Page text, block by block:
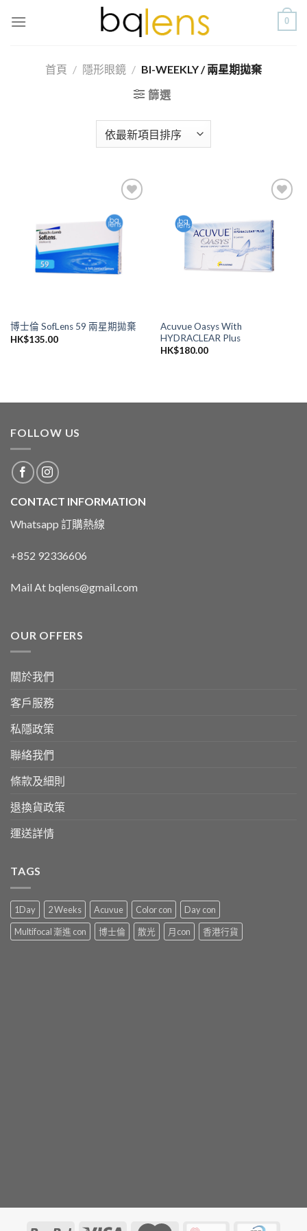
0
首頁 / 隱形眼鏡 / BI-WEEKLY / 兩星期拋棄
篩選
博士倫 SofLens 59 兩星期拋棄
HK$135.00
愛清
Acuvue Oasys With
HYDRACLEAR Plus
HK$180.00
FOLLOW US
CONTACT INFORMATION
Whatsapp 訂購熱線
+852 92336606
Mail At bqlens@gmail.com
OUR OFFERS
關於我們
客戶服務
私隱政策
聯絡我們
條款及細則
退換貨政策
運送詳情
TAGS
1Day 2 Weeks Acuvue Color con
Day con
Multifocal 漸進 con
博士倫 散光 月con 香港行貨